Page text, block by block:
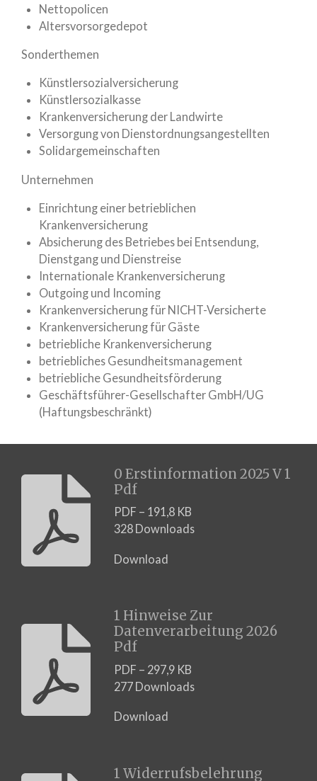
Nettopolicen
Altersvorsorgedepot
Sonderthemen
Künstlersozialversicherung
Künstlersozialkasse
Krankenversicherung der Landwirte
Versorgung von Dienstordnungsangestellten
Solidargemeinschaften
Unternehmen
Einrichtung einer betrieblichen
Krankenversicherung
Absicherung des Betriebes bei Entsendung,
Dienstgang und Dienstreise
Internationale Krankenversicherung
Outgoing und Incoming
Krankenversicherung für NICHT-Versicherte
Krankenversicherung für Gäste
betriebliche Krankenversicherung
betriebliches Gesundheitsmanagement
betriebliche Gesundheitsförderung
Geschäftsführer-Gesellschafter GmbH/UG
(Haftungsbeschränkt)
0 Erstinformation 2025 V 1
Pdf
PDF – 191,8 KB
328 Downloads
Download
1 Hinweise Zur
Datenverarbeitung 2026
Pdf
PDF – 297,9 KB
277 Downloads
Download
1 Widerrufsbelehrung